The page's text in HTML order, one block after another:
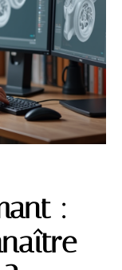
: